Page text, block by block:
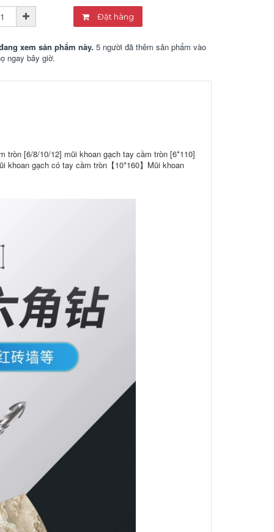
Đặt hàng
xem sản phẩm này. 5 người đã thêm sản phẩm vào
ngay bây giờ.
tròn [6/8/10/12] mũi khoan gạch tay cầm tròn [6*110]
khoan gạch có tay cầm tròn【10*160】Mũi khoan